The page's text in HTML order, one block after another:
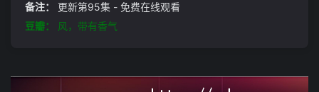
备注：
更新第95集 - 免费在线观看
豆瓣：
风，带有香气